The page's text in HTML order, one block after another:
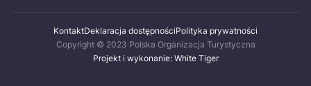
KontaktDeklaracja dostępnościPolityka prywatności
Copyright © 2023 Polska Organizacja Turystyczna
Projekt i wykonanie: White Tiger